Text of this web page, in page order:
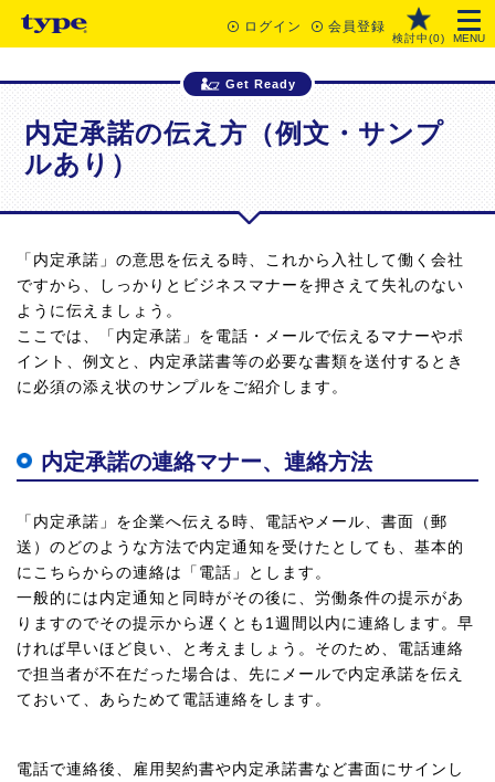
ログイン 会員登録
検討中(0) MENU
Get Ready
内定承諾の伝え方（例文・サンプ
ルあり）
「内定承諾」の意思を伝える時、これから入社して働く会社
ですから、しっかりとビジネスマナーを押さえて失礼のない
ように伝えましょう。
ここでは、「内定承諾」を電話・メールで伝えるマナーやポ
イント、例文と、内定承諾書等の必要な書類を送付するとき
に必須の添え状のサンプルをご紹介します。
内定承諾の連絡マナー、連絡方法
「内定承諾」を企業へ伝える時、電話やメール、書面（郵
送）のどのような方法で内定通知を受けたとしても、基本的
にこちらからの連絡は「電話」とします。
一般的には内定通知と同時がその後に、労働条件の提示があ
りますのでその提示から遅くとも1週間以内に連絡します。早
ければ早いほど良い、と考えましょう。そのため、電話連絡
で担当者が不在だった場合は、先にメールで内定承諾を伝え
ておいて、あらためて電話連絡をします。
電話で連絡後、雇用契約書や内定承諾書など書面にサインし